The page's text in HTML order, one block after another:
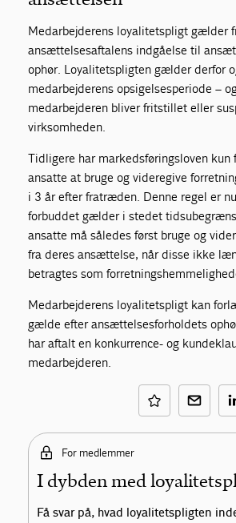
Medarbejderens loyalitetspligt gælder
ansættelsesaftalens indgåelse til
ophør. Loyalitetspligten gælder derfor
medarbejderens opsigelsesperiode –
medarbejderen bliver fritstillet eller
virksomheden.
Tidligere har markedsføringsloven kun
ansatte at bruge og videregive
i 3 år efter fratræden. Denne regel er
forbuddet gælder i stedet
ansatte må således først bruge og
fra deres ansættelse, når disse ikke
betragtes som
Medarbejderens loyalitetspligt kan
gælde efter ansættelsesforholdets
har aftalt en konkurrence- og
medarbejderen.
For medlemmer
I dybden med
Få svar på, hvad loyalitetspligten